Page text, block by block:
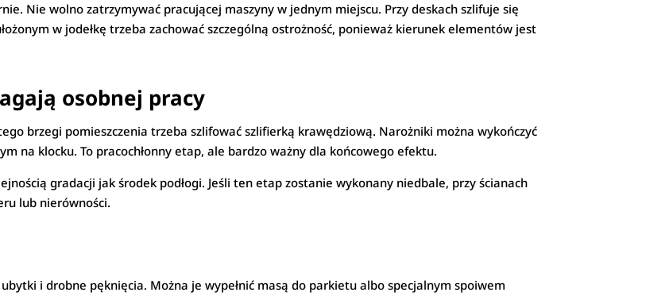
Nie wolno zatrzymywać pracującej maszyny w jednym miejscu. Przy deskach szlifuje się
w jodełkę trzeba zachować szczególną ostrożność, ponieważ kierunek elementów jest
osobnej pracy
brzegi pomieszczenia trzeba szlifować szlifierką krawędziową. Narożniki można wykończyć
na klocku. To pracochłonny etap, ale bardzo ważny dla końcowego efektu.
gradacji jak środek podłogi. Jeśli ten etap zostanie wykonany niedbale, przy ścianach
lub nierówności.
i drobne pęknięcia. Można je wypełnić masą do parkietu albo specjalnym spoiwem